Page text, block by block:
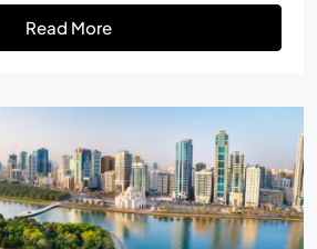
Read More